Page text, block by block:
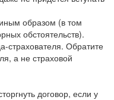
образом (в том
обстоятельств).
страхователя. Обратите
а не страховой
договор, если у